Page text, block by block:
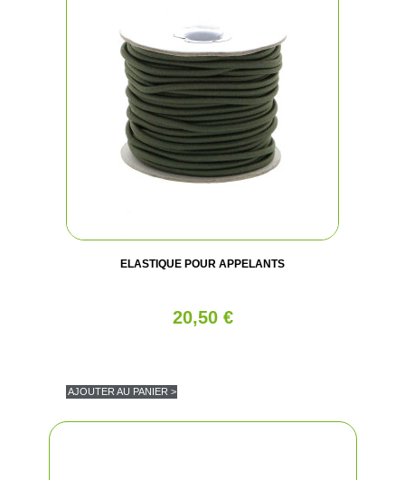
ELASTIQUE POUR APPELANTS
20,50 €
AJOUTER AU PANIER >